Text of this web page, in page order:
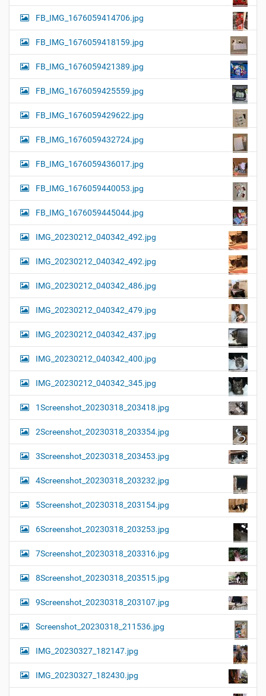
FB_IMG_1676059414706.jpg
FB_IMG_1676059418159.jpg
FB_IMG_1676059421389.jpg
FB_IMG_1676059425559.jpg
FB_IMG_1676059429622.jpg
FB_IMG_1676059432724.jpg
FB_IMG_1676059436017.jpg
FB_IMG_1676059440053.jpg
FB_IMG_1676059445044.jpg
IMG_20230212_040342_492.jpg
IMG_20230212_040342_492.jpg
IMG_20230212_040342_486.jpg
IMG_20230212_040342_479.jpg
IMG_20230212_040342_437.jpg
IMG_20230212_040342_400.jpg
IMG_20230212_040342_345.jpg
1Screenshot_20230318_203418.jpg
2Screenshot_20230318_203354.jpg
3Screenshot_20230318_203453.jpg
4Screenshot_20230318_203232.jpg
5Screenshot_20230318_203154.jpg
6Screenshot_20230318_203253.jpg
7Screenshot_20230318_203316.jpg
8Screenshot_20230318_203515.jpg
9Screenshot_20230318_203107.jpg
Screenshot_20230318_211536.jpg
IMG_20230327_182147.jpg
IMG_20230327_182430.jpg